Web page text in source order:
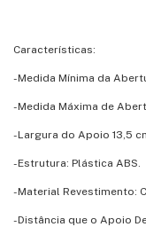
Características:
-Medida Mínima da
-Medida Máxima de
-Largura do Apoio 13,5
-Estrutura: Plástica ABS.
-Material Revestimento:
-Distância que o Apoio